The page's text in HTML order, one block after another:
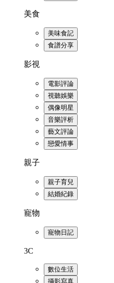
美食
美味食記
食譜分享
影視
電影評論
視聽娛樂
偶像明星
音樂評析
藝文評論
戀愛情事
親子
親子育兒
結婚紀錄
寵物
寵物日記
3C
數位生活
攝影寫真